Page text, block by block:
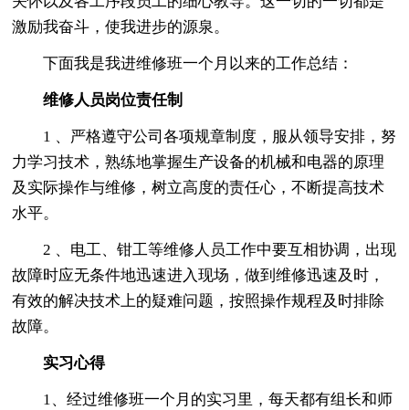
激励我奋斗，使我进步的源泉。
下面我是我进维修班一个月以来的工作总结：
维修人员岗位责任制
1 、严格遵守公司各项规章制度，服从领导安排，努
力学习技术，熟练地掌握生产设备的机械和电器的原理
及实际操作与维修，树立高度的责任心，不断提高技术
水平。
2 、电工、钳工等维修人员工作中要互相协调，出现
故障时应无条件地迅速进入现场，做到维修迅速及时，
有效的解决技术上的疑难问题，按照操作规程及时排除
故障。
实习心得
1、经过维修班一个月的实习里，每天都有组长和师